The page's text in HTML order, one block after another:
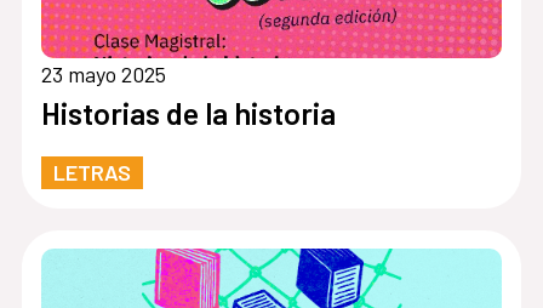
23 mayo 2025
Historias de la historia
LETRAS